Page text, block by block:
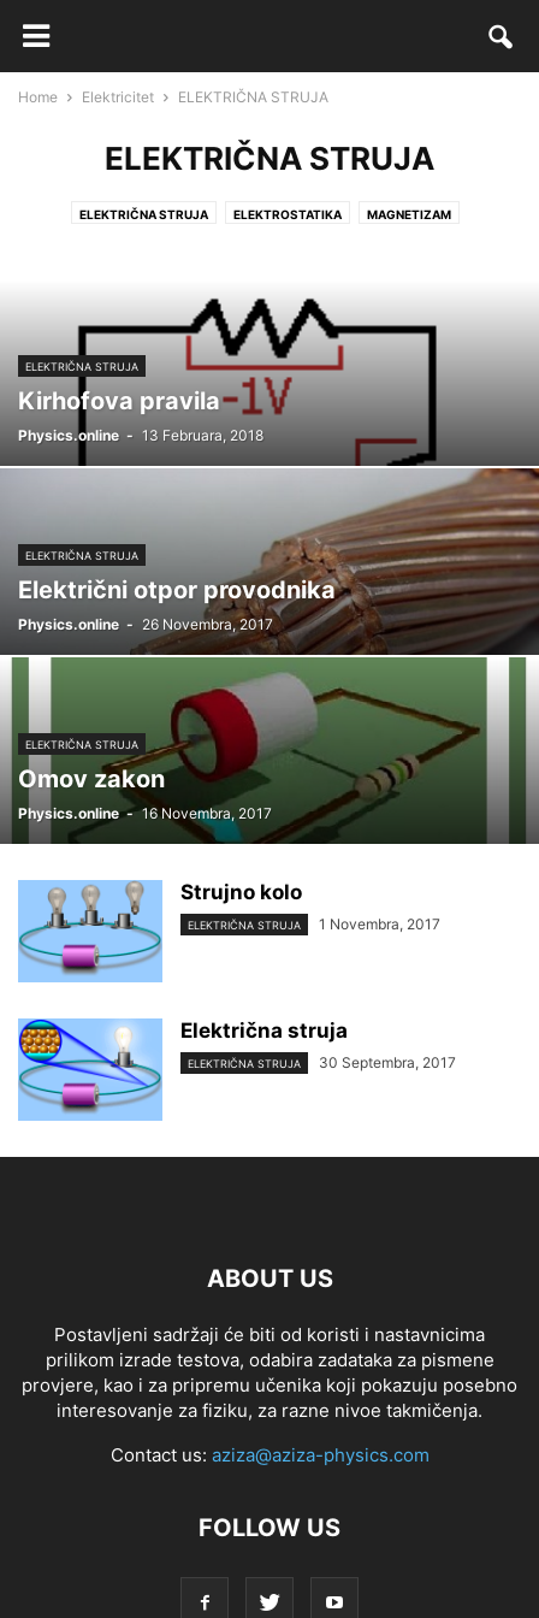
Home Elektricitet ELEKTRIČNA STRUJA
ELEKTRIČNA STRUJA
ELEKTRIČNA STRUJA ELEKTROSTATIKA MAGNETIZAM
ELEKTRIČNA STRUJA
Kirhofova pravila
Physics.online - 13 Februara, 2018
ELEKTRIČNA STRUJA
Električni otpor provodnika
Physics.online - 26 Novembra, 2017
ELEKTRIČNA STRUJA
Omov zakon
Physics.online - 16 Novembra, 2017
Strujno kolo
ELEKTRIČNA STRUJA 1 Novembra, 2017
Električna struja
ELEKTRIČNA STRUJA 30 Septembra, 2017
ABOUT US
Postavljeni sadržaji će biti od koristi i nastavnicima
prilikom izrade testova, odabira zadataka za pismene
provjere, kao i za pripremu učenika koji pokazuju posebno
interesovanje za fiziku, za razne nivoe takmičenja.
Contact us: aziza@aziza-physics.com
FOLLOW US